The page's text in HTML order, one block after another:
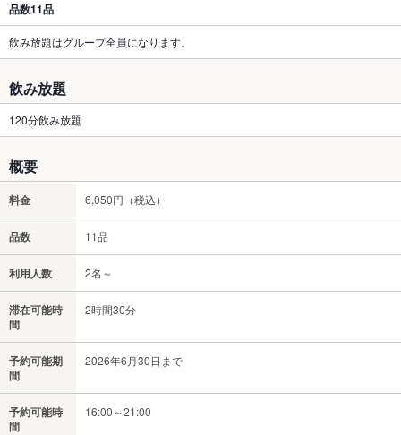
品数11品
飲み放題はグループ全員になります。
飲み放題
120分飲み放題
概要
料金 6,050円（税込）
品数 11品
利用人数 2名～
滞在可能時
間
2時間30分
予約可能期
間
2026年6月30日まで
予約可能時
間
16:00～21:00